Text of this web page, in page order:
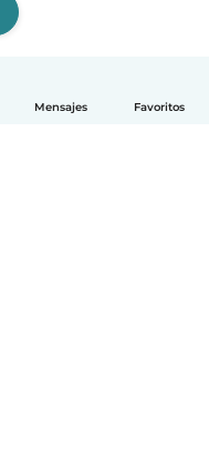
Mensajes Favoritos